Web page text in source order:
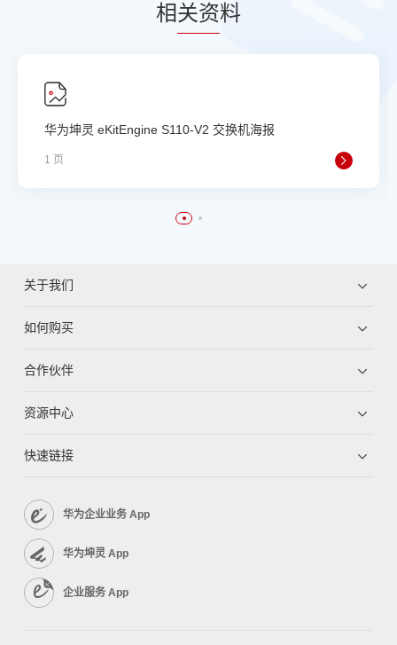
相关资料
华为坤灵 eKitEngine S110-V2 交换机海报
1 页
关于我们
如何购买
合作伙伴
资源中心
快速链接
华为企业业务 App
华为坤灵 App
企业服务 App